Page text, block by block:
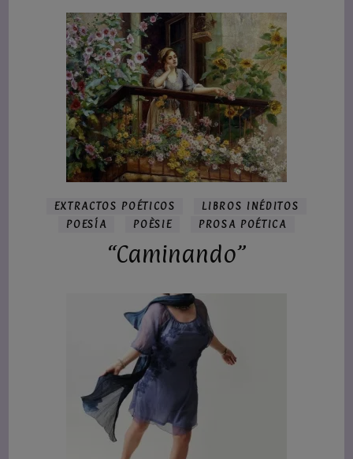
EXTRACTOS POÉTICOS
LIBROS INÉDITOS
POESÍA
POÈSIE PROSA POÉTICA
“Caminando”